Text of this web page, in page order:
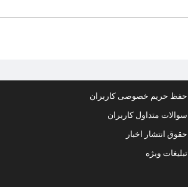
حفظ حریم خصوصی کاربران
سوالات متداول کاربران
حقوق انتشار اخبار
تبلیغات ویژه